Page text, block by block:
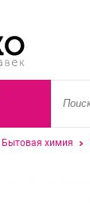
Бытовая химия